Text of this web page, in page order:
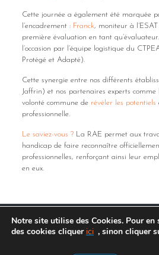
Cette journée a également été marquée
l’encadrement : Franck, moniteur à
première évaluation en tant
l’occasion par l’équipe logistique du
Protégé et Adapté).
Cette synergie entre nos différents
Jaffrin) et nos partenaires experts
volonté commune de révéler les potentiels
professionnelle.
Le saviez-vous ?La RAE permet aux
handicap de faire reconnaître
professionnelles, renforçant ainsi leur
en eux.
Notre site utilise des Cookies. Pour
des cookies cliquer ici , sinon cliquer